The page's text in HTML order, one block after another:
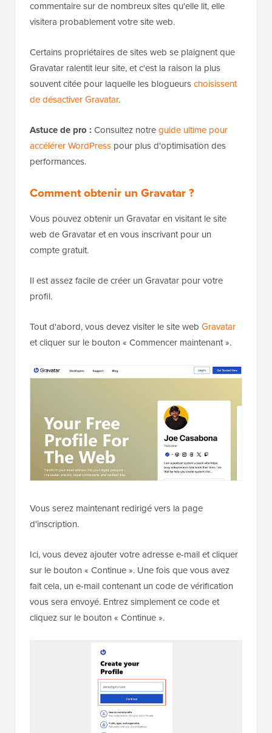
commentaire sur de nombreux sites qu'elle lit, elle
visitera probablement votre site web.
Certains propriétaires de sites web se plaignent que
Gravatar ralentit leur site, et c'est la raison la plus
souvent citée pour laquelle les blogueurschoisissent
de désactiver Gravatar.
Astuce de pro : Consultez notreguide ultime pour
accélérer WordPress pour plus d'optimisation des
performances.
Comment obtenir un Gravatar ?
Vous pouvez obtenir un Gravatar en visitant le site
web de Gravatar et en vous inscrivant pour un
compte gratuit.
Il est assez facile de créer un Gravatar pour votre
profil.
Tout d'abord, vous devez visiter le site web Gravatar
et cliquer sur le bouton « Commencer maintenant ».
Vous serez maintenant redirigé vers la page
d'inscription.
Ici, vous devez ajouter votre adresse e-mail et cliquer
sur le bouton « Continue ». Une fois que vous avez
fait cela, un e-mail contenant un code de vérification
vous sera envoyé. Entrez simplement ce code et
cliquez sur le bouton « Continue ».